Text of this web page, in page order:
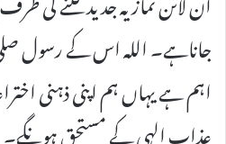
جاناہے۔ اللہ اس کے رسول صلی
اہم ہے یہاں ہم اپنی ذہنی
عذاب الہی کے مستحق ہونگے۔